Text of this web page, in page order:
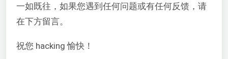
一如既往，如果您遇到任何问题或有任何反馈，请
在下方留言。
祝您 hacking 愉快！